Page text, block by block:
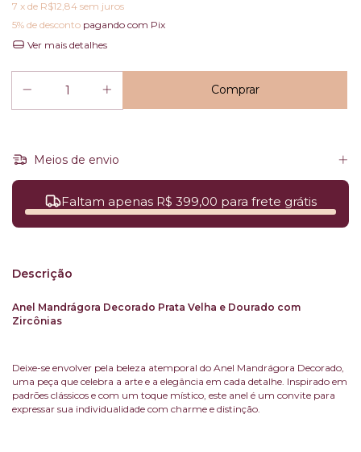
7 x de R$12,84 sem juros
5% de desconto pagando com Pix
Ver mais detalhes
Meios de envio
Faltam apenas R$ 399,00 para frete grátis
Descrição
Anel Mandrágora Decorado Prata Velha e Dourado com
Zircônias
Deixe-se envolver pela beleza atemporal do Anel Mandrágora Decorado,
uma peça que celebra a arte e a elegância em cada detalhe. Inspirado em
padrões clássicos e com um toque místico, este anel é um convite para
expressar sua individualidade com charme e distinção.